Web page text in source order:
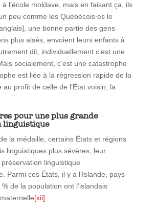
à l’école moldave, mais en faisant ça, ils
peu comme les Québécois‧es le
une bonne partie des gens
plus aisés, envoient leurs enfants à
dit, individuellement c’est une
socialement, c’est une catastrophe
est liée à la régression rapide de la
au profit de celle de l’État voisin, la
pour une plus grande
linguistique
la médaille, certains États et régions
linguistiques plus sévères, leur
linguistique
Parmi ces États, il y a l’Islande, pays
de la population ont l’islandais
[xii].